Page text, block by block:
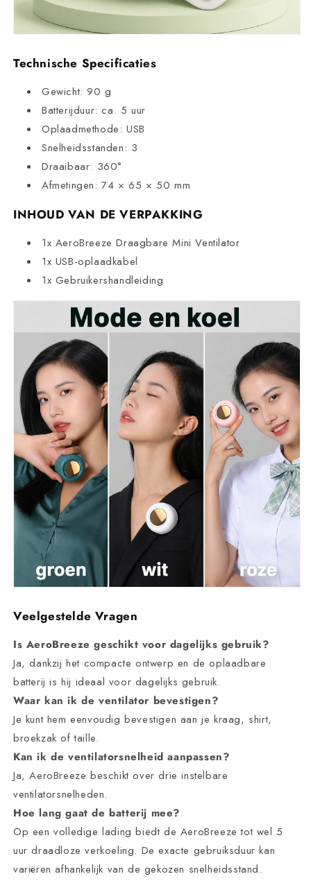
Technische Specificaties
Gewicht: 90 g
Batterijduur: ca. 5 uur
Oplaadmethode: USB
Snelheidsstanden: 3
Draaibaar: 360°
Afmetingen: 74 × 65 × 50 mm
INHOUD VAN DE VERPAKKING
1x AeroBreeze Draagbare Mini Ventilator
1x USB-oplaadkabel
1x Gebruikershandleiding
Veelgestelde Vragen
Is AeroBreeze geschikt voor dagelijks gebruik?
Ja, dankzij het compacte ontwerp en de oplaadbare
batterij is hij ideaal voor dagelijks gebruik.
Waar kan ik de ventilator bevestigen?
Je kunt hem eenvoudig bevestigen aan je kraag, shirt,
broekzak of taille.
Kan ik de ventilatorsnelheid aanpassen?
Ja, AeroBreeze beschikt over drie instelbare
ventilatorsnelheden.
Hoe lang gaat de batterij mee?
Op een volledige lading biedt de AeroBreeze tot wel 5
uur draadloze verkoeling. De exacte gebruiksduur kan
variëren afhankelijk van de gekozen snelheidsstand.